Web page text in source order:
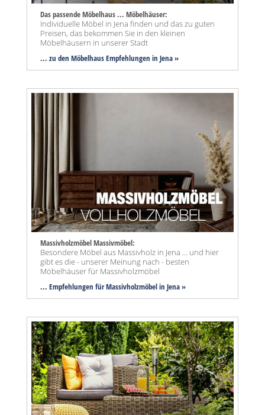
Das passende Möbelhaus ... Möbelhäuser:
Individuelle Möbel in Jena finden und das zu guten
Preisen, das bekommen Sie in den kleinen
Möbelhäusern in unserer Stadt
... zu den Möbelhaus Empfehlungen in Jena »
Massivholzmöbel Massivmöbel:
Besondere Möbel aus Massivholz in Jena ... und hier
gibt es die - unserer Meinung nach - besten
Möbelhäuser für Massivholzmöbel
... Empfehlungen für Massivholzmöbel in Jena »